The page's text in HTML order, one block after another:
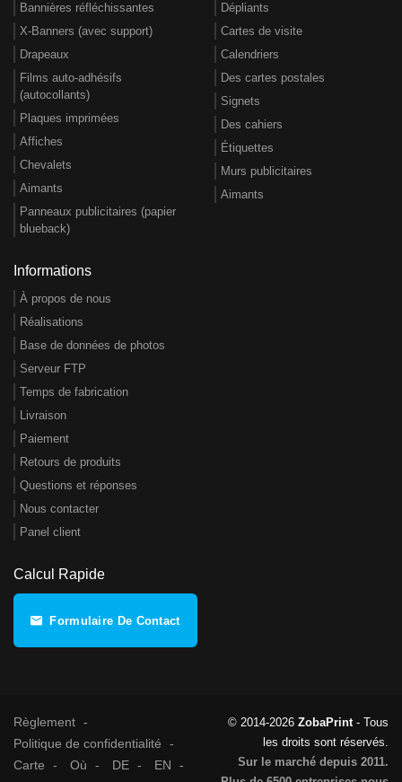
Bannières réfléchissantes
X-Banners (avec support)
Drapeaux
Films auto-adhésifs
(autocollants)
Plaques imprimées
Affiches
Chevalets
Aimants
Panneaux publicitaires (papier
blueback)
Dépliants
Cartes de visite
Calendriers
Des cartes postales
Signets
Des cahiers
Étiquettes
Murs publicitaires
Aimants
Informations
À propos de nous
Réalisations
Base de données de photos
Serveur FTP
Temps de fabrication
Livraison
Paiement
Retours de produits
Questions et réponses
Nous contacter
Panel client
Calcul Rapide
Formulaire De Contact
Règlement
Politique de confidentialité
Carte
Où DE
EN
© 2014-2026 ZobaPrint- Tous
les droits sont réservés.
Sur le marché depuis 2011.